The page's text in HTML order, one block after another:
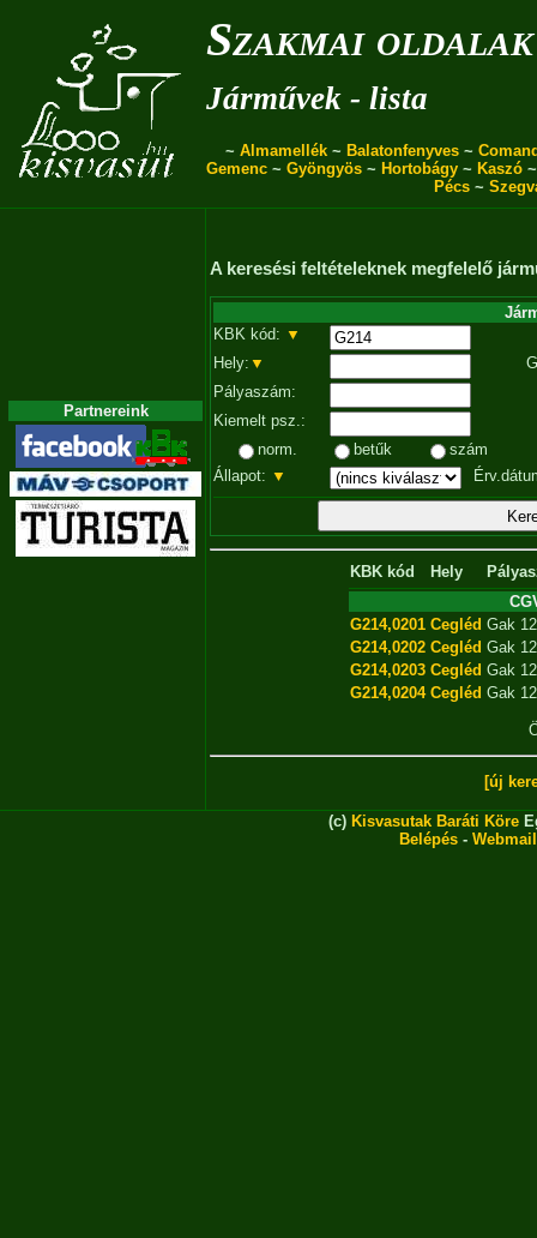
Szakmai oldalak
Járművek - lista
~ Almamellék ~ Balatonfenyves ~
Gemenc ~ Gyöngyös ~ Hortobágy ~ Kaszó
Pécs ~
Partnereink
A keresési feltételeknek megfelelő
KBK kód: ▼
Hely: ▼
Pályaszám:
Kiemelt psz.:
norm.
betűk
szám
Állapot: ▼
KBK kód Hely
G214,0201 Cegléd Gak
G214,0202 Cegléd Gak
G214,0203 Cegléd Gak
G214,0204 Cegléd Gak
[új
(c) Kisvasutak Baráti Köre
Belépés - Webmail